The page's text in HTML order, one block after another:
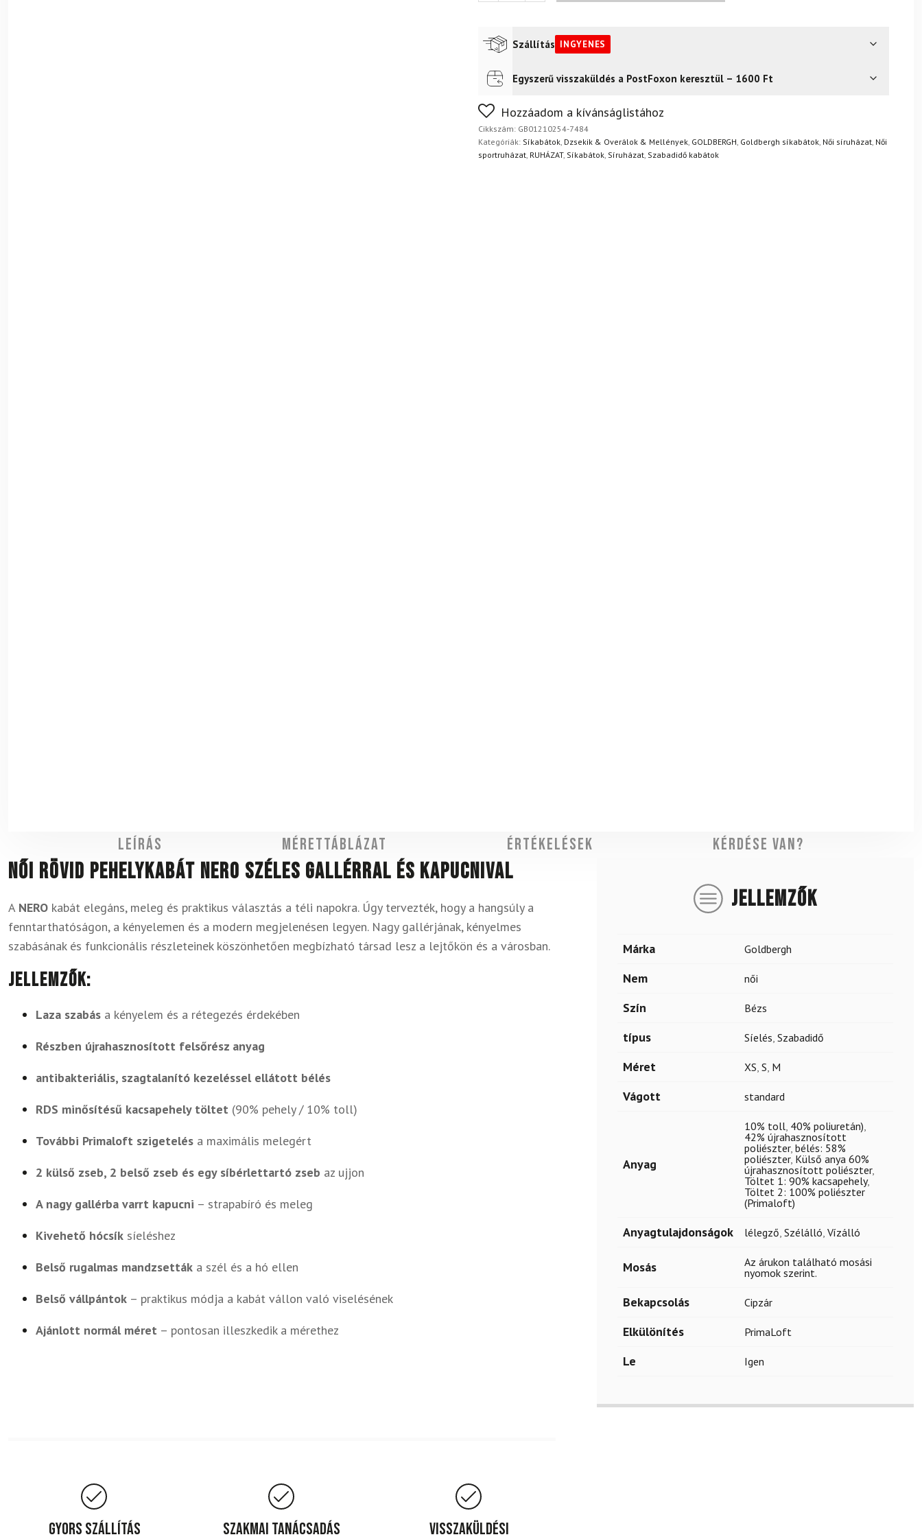
Szállítás INGYENES
Futár a címreIngyenes
FoxPost
Egyszerű visszaküldés a PostFoxon keresztül – 1600 Ft
Nem biztos a választásában? Semmi gond – a terméket egyszerűen visszaküldheti 14
napon belül, indoklás nélkül.
Hozzáadom a kívánságlistához
Cikkszám: GB01210254-7484
Kategóriák: Síkabátok, Dzsekik & Overálok & Mellények, GOLDBERGH, Goldbergh síkabátok, Női síruházat, Női
sportruházat, RUHÁZAT, Síkabátok, Síruházat, Szabadidő kabátok
Leírás Mérettáblázat Értékelések Kérdése van?
Női rövid pehelykabát NERO széles gallérral és kapucnival
A NERO kabát elegáns, meleg és praktikus választás a téli napokra. Úgy tervezték, hogy a hangsúly a
fenntarthatóságon, a kényelemen és a modern megjelenésen legyen. Nagy gallérjának, kényelmes
szabásának és funkcionális részleteinek köszönhetően megbízható társad lesz a lejtőkön és a városban.
Jellemzők:
Laza szabás a kényelem és a rétegezés érdekében
Részben újrahasznosított felsőrész anyag
antibakteriális, szagtalanító kezeléssel ellátott bélés
RDS minősítésű kacsapehely töltet (90% pehely / 10% toll)
További Primaloft szigetelés a maximális melegért
2 külső zseb, 2 belső zseb és egy síbérlettartó zseb az ujjon
A nagy gallérba varrt kapucni – strapabíró és meleg
Kivehető hócsík síeléshez
Belső rugalmas mandzsetták a szél és a hó ellen
Belső vállpántok – praktikus módja a kabát vállon való viselésének
Ajánlott normál méret – pontosan illeszkedik a mérethez
Gyors szállítás Szakmai tanácsadás Visszaküldési
JELLEMZŐK
Márka Goldbergh
Nem női
Szín Bézs
típus Síelés, Szabadidő
Méret XS, S, M
Vágott standard
Anyag
10% toll, 40% poliuretán),
42% újrahasznosított
poliészter, bélés: 58%
poliészter, Külső anya 60%
újrahasznosított poliészter,
Töltet 1: 90% kacsapehely,
Töltet 2: 100% poliészter
(Primaloft)
Anyagtulajdonságok lélegző, Szélálló, Vízálló
Mosás
Az árukon található mosási
nyomok szerint.
Bekapcsolás Cipzár
Elkülönítés PrimaLoft
Le Igen